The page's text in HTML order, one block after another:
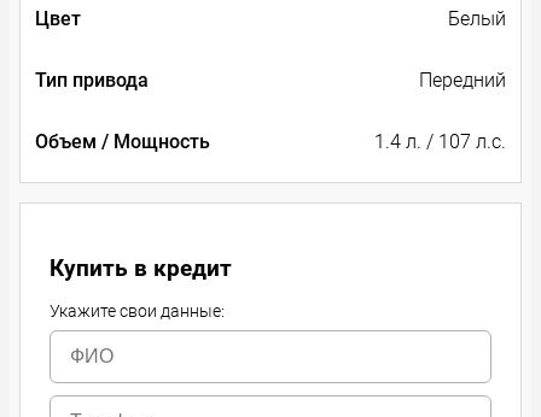
Цвет Белый
Тип привода Передний
Объем / Мощность 1.4 л. / 107 л.с.
Купить в кредит
Укажите свои данные: